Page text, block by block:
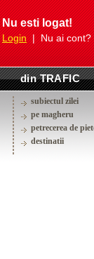
Nu esti logat!
Login| Nu ai cont?
din TRAFIC
subiectul zilei
pe magheru
petrecerea de
destinatii